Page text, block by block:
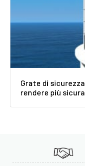
Grate di
rendere più